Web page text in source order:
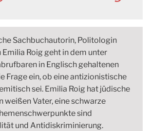
Sachbuchautorin, Politologin
Roig geht in dem unter
in Englisch gehaltenen
Frage ein, ob eine antizionistische
sei. Emilia Roig hat jüdische
weißen Vater, eine schwarze
sind
und Antidiskriminierung.